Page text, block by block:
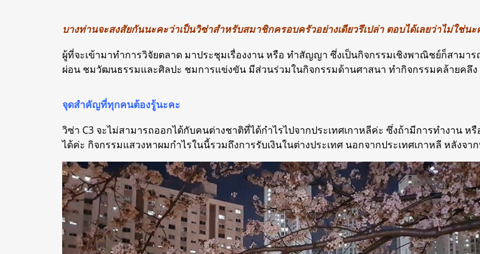
บางท่านจะสงสัยกันนะคะว่าเป็นวิซ่าสำหรับสมาชิกครอบครัวอย่างเดียวรึเปล่า ตอบได้เลยว่าไม่ใช่นะ
ผู้ที่จะเข้ามาทำการวิจัยตลาด มาประชุมเรื่องงาน หรือ ทำสัญญา ซึ่งเป็นกิจกรรมเชิงพาณิชย์ก็สาม
ผ่อน ชมวัฒนธรรมและศิลปะ ชมการแข่งขัน มีส่วนร่วมในกิจกรรมด้านศาสนา ทำกิจกรรมคล้ายคลึง
จุดสำคัญที่ทุกคนต้องรู้นะคะ
วิซ่า C3 จะไม่สามารถออกได้กับคนต่างชาติที่ได้กำไรไปจากประเทศเกาหลีค่ะ ซึ่งถ้ามีการทำงาน
ได้ค่ะ กิจกรรมแสวงหาผมกำไรในนี้รวมถึงการรับเงินในต่างประเทศ นอกจากประเทศเกาหลี หลังจ